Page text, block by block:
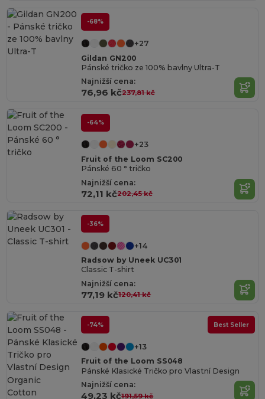
-68%
+27
Gildan GN200
Pánské tričko ze 100% bavlny Ultra-T
Najnižší cena:
76,96 kč237,81 kč
-64%
+23
Fruit of the Loom SC200
Pánské 60 ° tričko
Najnižší cena:
72,11 kč202,45 kč
-36%
+14
Radsow by Uneek UC301
Classic T-shirt
Najnižší cena:
77,19 kč120,41 kč
-74% Best Seller
+13
Fruit of the Loom SS048
Pánské Klasické Tričko pro Vlastní Design
Najnižší cena:
49,23 kč191,59 kč
Organic
Cotton